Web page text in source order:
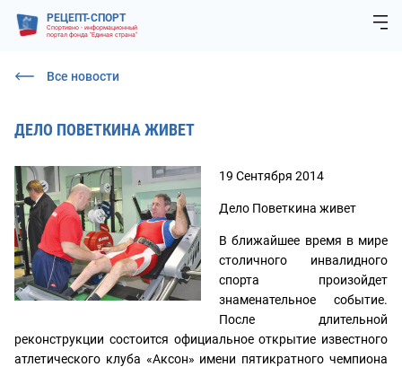
РЕЦЕПТ-СПОРТ
Спортивно - информационный
портал фонда "Единая страна"
Все новости
ДЕЛО ПОВЕТКИНА ЖИВЕТ
19 Сентября 2014
Дело Поветкина живет
В ближайшее время в мире
столичного инвалидного
спорта произойдет
знаменательное событие.
После длительной
реконструкции состоится официальное открытие известного
атлетического клуба «Аксон» имени пятикратного чемпиона